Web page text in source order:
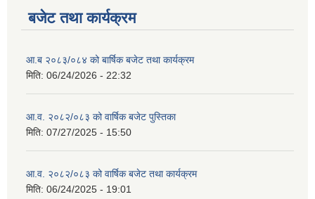
बजेट तथा कार्यक्रम
आ.ब २०८३/०८४ को बार्षिक बजेट तथा कार्यक्रम
मिति: 06/24/2026 - 22:32
आ.व. २०८२/०८३ को वार्षिक बजेट पुस्तिका
मिति: 07/27/2025 - 15:50
आ.व. २०८२/०८३ को वार्षिक बजेट तथा कार्यक्रम
मिति: 06/24/2025 - 19:01